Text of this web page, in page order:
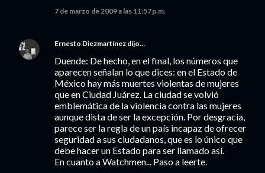
7 de marzo de 2009 a las 11:57 p.m.
Ernesto Diezmartínez dijo…
Duende: De hecho, en el final, los números que
aparecen señalan lo que dices: en el Estado de
México hay más muertes violentas de mujeres
que en Ciudad Juárez. La ciudad se volvió
emblemática de la violencia contra las mujeres
aunque dista de ser la excepción. Por desgracia,
parece ser la regla de un país incapaz de ofrecer
seguridad a sus ciudadanos, que es lo único que
debe hacer un Estado para ser llamado así.
En cuanto a Watchmen... Paso a leerte.